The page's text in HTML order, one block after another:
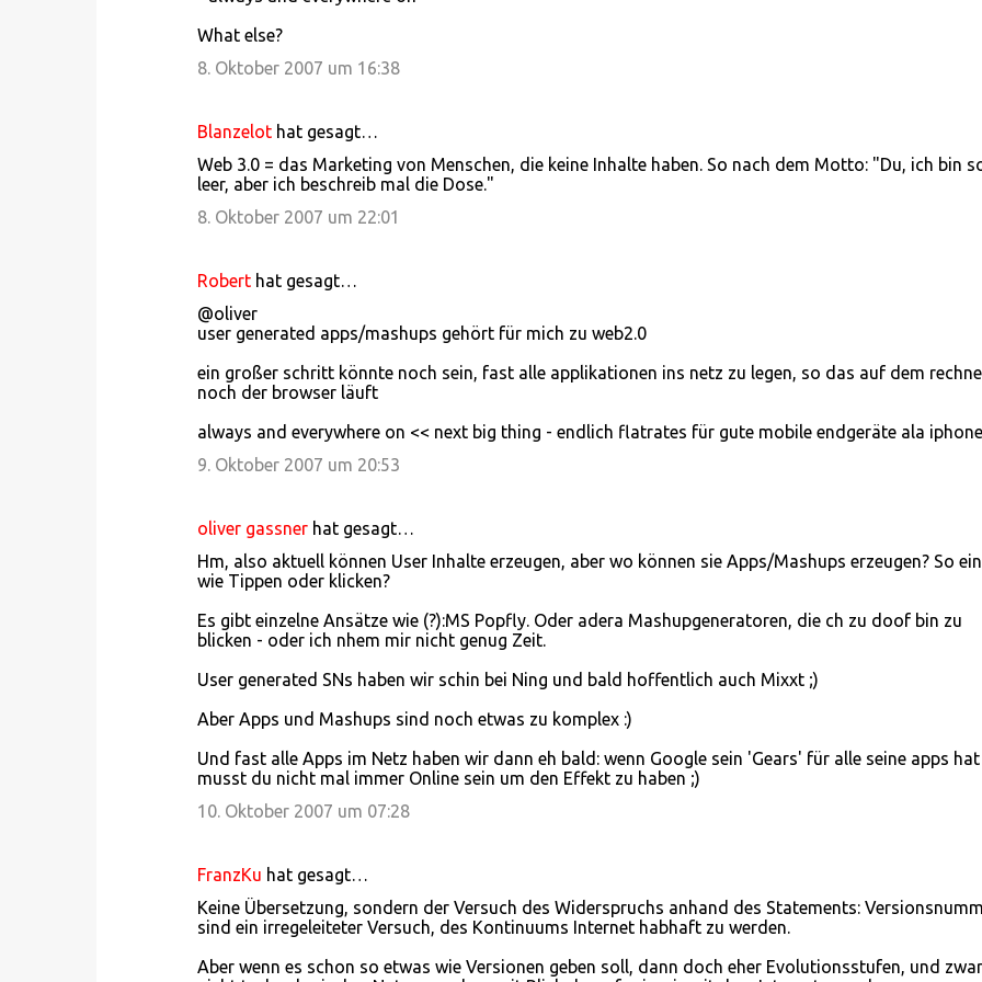
What else?
8. Oktober 2007 um 16:38
Blanzelothat gesagt…
Web 3.0 = das Marketing von Menschen, die keine Inhalte haben. So nach dem Motto: "Du, ich bin
leer, aber ich beschreib mal die Dose."
8. Oktober 2007 um 22:01
Roberthat gesagt…
@oliver
user generated apps/mashups gehört für mich zu web2.0
ein großer schritt könnte noch sein, fast alle applikationen ins netz zu legen, so das auf dem
noch der browser läuft
always and everywhere on << next big thing - endlich flatrates für gute mobile endgeräte ala
9. Oktober 2007 um 20:53
oliver gassnerhat gesagt…
Hm, also aktuell können User Inhalte erzeugen, aber wo können sie Apps/Mashups erzeugen? So
wie Tippen oder klicken?
Es gibt einzelne Ansätze wie (?):MS Popfly. Oder adera Mashupgeneratoren, die ch zu doof bin zu
blicken - oder ich nhem mir nicht genug Zeit.
User generated SNs haben wir schin bei Ning und bald hoffentlich auch Mixxt ;)
Aber Apps und Mashups sind noch etwas zu komplex :)
Und fast alle Apps im Netz haben wir dann eh bald: wenn Google sein 'Gears' für alle seine apps hat
musst du nicht mal immer Online sein um den Effekt zu haben ;)
10. Oktober 2007 um 07:28
FranzKu hat gesagt…
Keine Übersetzung, sondern der Versuch des Widerspruchs anhand des Statements:
sind ein irregeleiteter Versuch, des Kontinuums Internet habhaft zu werden.
Aber wenn es schon so etwas wie Versionen geben soll, dann doch eher Evolutionsstufen, und zwar